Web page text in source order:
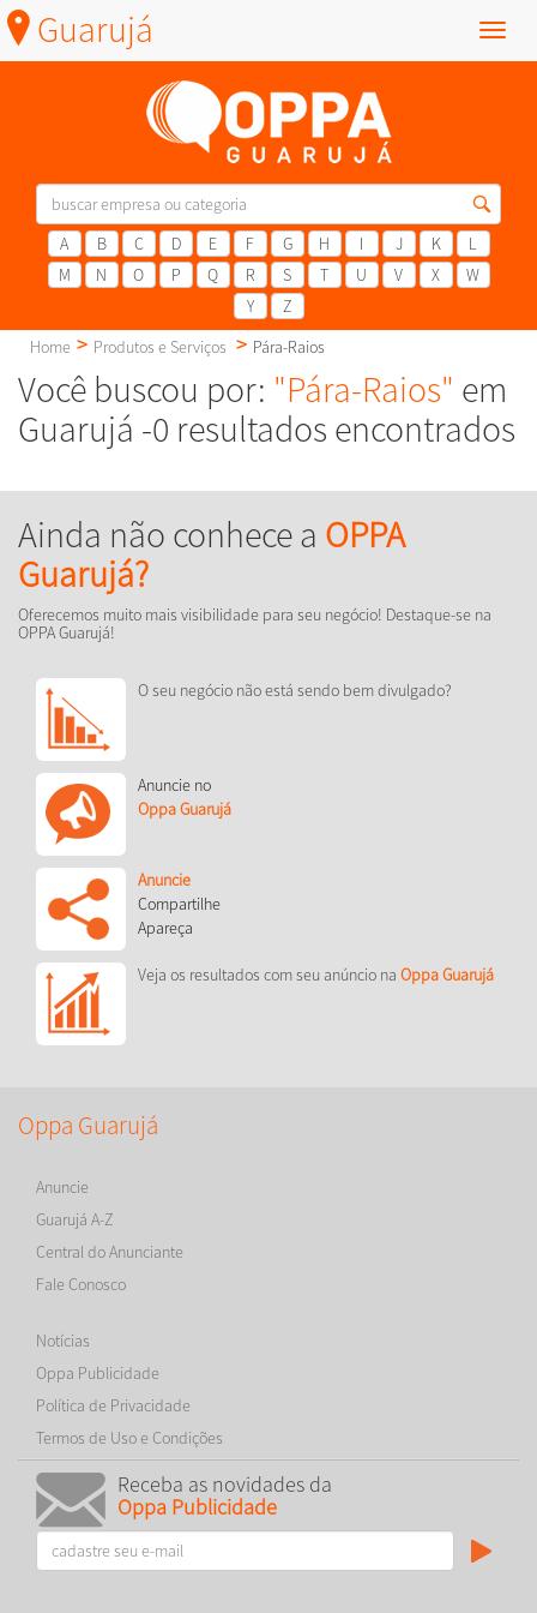
Menu
Guarujá
A B C D E F G H I J K
L
M
N O P Q R S T U V X
W
Y
Z
Home
Produtos e Serviços Pára-Raios
Você buscou por: "Pára-Raios" em
Guarujá -0 resultados encontrados
Ainda não conhece a OPPA
Guarujá?
Oferecemos muito mais visibilidade para seu negócio! Destaque-se na
OPPA Guarujá!
O seu negócio não está sendo bem divulgado?
Anuncie no
Oppa Guarujá
Anuncie
Compartilhe
Apareça
Veja os resultados com seu anúncio na Oppa Guarujá
Oppa Guarujá
Anuncie
Guarujá A-Z
Central do Anunciante
Fale Conosco
Notícias
Oppa Publicidade
Política de Privacidade
Termos de Uso e Condições
Receba as novidades da
Oppa Publicidade